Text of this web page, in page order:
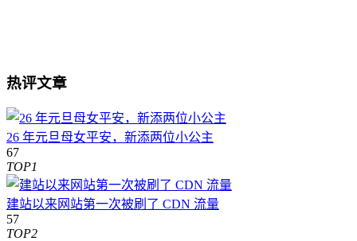
热评文章
26 年元旦母女平安，新添两位小公主
67
TOP1
建站以来网站第一次被刷了 CDN 流量
57
TOP2